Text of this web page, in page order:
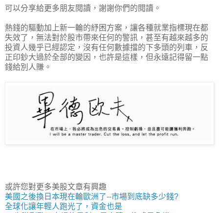
可以分享給更多朋友閱讀，謝謝你們的閱讀。
熱錢的驅動加上新一輪的紓困方案，讓各種就業指標現在都
失效了，無法對於股市帶來任何的警訊，甚至有越來越多的
投資人幾乎已經認定，沒有任何數據擋的下多頭的列車，反
正印鈔大過於全部的變因，也許是這樣，但永遠記得留一點
錢給別人賺。
或許您對更多美股文章有興趣
美國之後換日本現在輪歐洲了--市場到底缺多少錢?
全球化讓年輕人跑光了，資金也是